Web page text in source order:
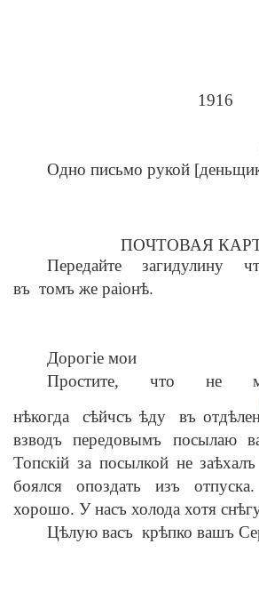
1916
Одно письмо рукой
ПОЧТОВАЯ
Передайте загидулину
въ томъ же раіонѣ.
Дорогіе мои
Простите, что не
нѣкогда сѣйчсъ ѣду въ
взводъ передовымъ посылаю
Топскій за посылкой не
боялся опоздать изъ
хорошо. У насъ холода хотя
Цѣлую васъ крѣпко вашъ